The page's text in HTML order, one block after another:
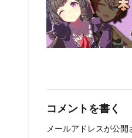
コメントを書く
メールアドレスが公